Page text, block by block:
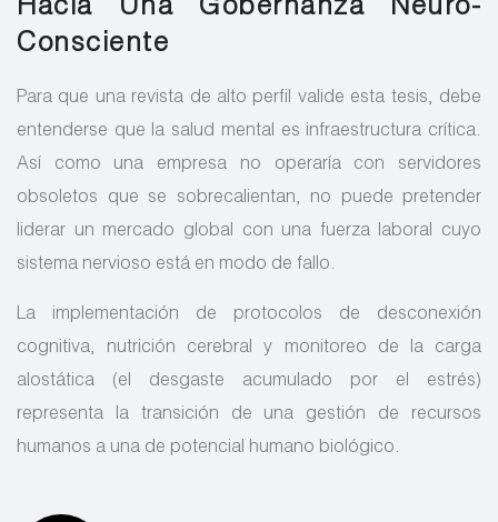
Hacia Una Gobernanza Neuro-
Consciente
Para que una revista de alto perfil valide esta tesis, debe
entenderse que la salud mental es infraestructura crítica.
Así como una empresa no operaría con servidores
obsoletos que se sobrecalientan, no puede pretender
liderar un mercado global con una fuerza laboral cuyo
sistema nervioso está en modo de fallo.
La implementación de protocolos de desconexión
cognitiva, nutrición cerebral y monitoreo de la carga
alostática (el desgaste acumulado por el estrés)
representa la transición de una gestión de recursos
humanos a una de potencial humano biológico.